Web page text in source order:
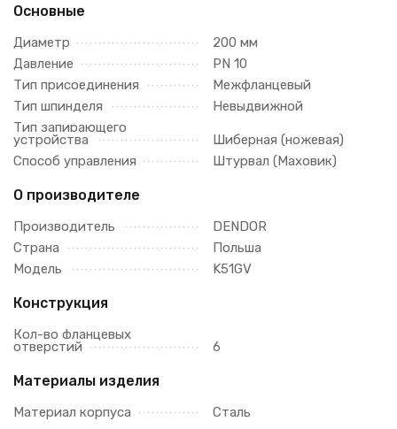
Основные
Диаметр
200 мм
Давление
PN 10
Тип присоединения
Межфланцевый
Тип шпинделя
Невыдвижной
Тип запирающего
устройства
Шиберная (ножевая)
Способ управления
Штурвал (Маховик)
О производителе
Производитель
DENDOR
Страна
Польша
Модель
K51GV
Конструкция
Кол-во фланцевых
отверстий 6
Материалы изделия
Материал корпуса Сталь